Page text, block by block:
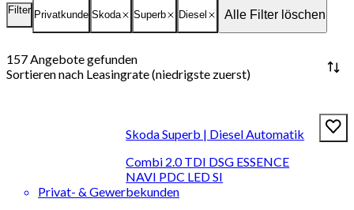
Filter Privatkunde Skoda Superb Diesel Alle Filter löschen
157Angebote gefunden
Sortieren nach Leasingrate (niedrigste zuerst)
Skoda Superb | Diesel Automatik
Combi 2.0 TDI DSG ESSENCE
NAVI PDC LED SI
Privat- & Gewerbekunden